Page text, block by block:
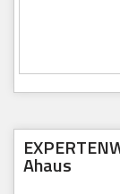
Ahaus